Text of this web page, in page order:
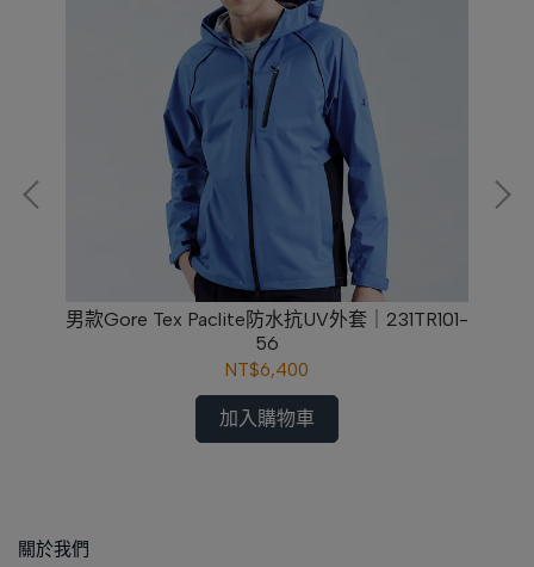
男款Gore Tex Paclite防水抗UV外套｜231TR101-
56
NT$6,400
加入購物車
關於我們